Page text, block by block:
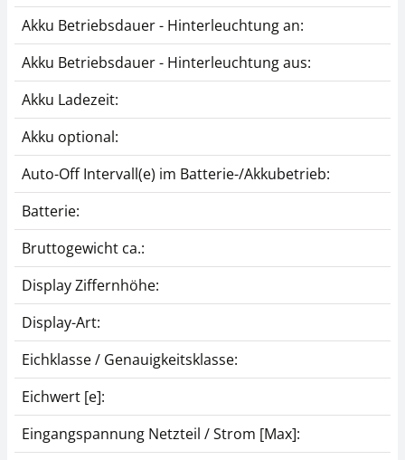
Akku Betriebsdauer - Hinterleuchtung an:
Akku Betriebsdauer - Hinterleuchtung aus:
Akku Ladezeit:
Akku optional:
Auto-Off Intervall(e) im Batterie-/Akkubetrieb:
Batterie:
Bruttogewicht ca.:
Display Ziffernhöhe:
Display-Art:
Eichklasse / Genauigkeitsklasse:
Eichwert [e]:
Eingangspannung Netzteil / Strom [Max]: